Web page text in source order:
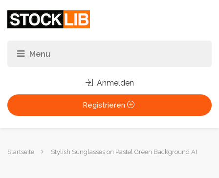
Anmelden
Registrieren
SieStartseite Stylish Sunglasses on Pastel Green Background AI